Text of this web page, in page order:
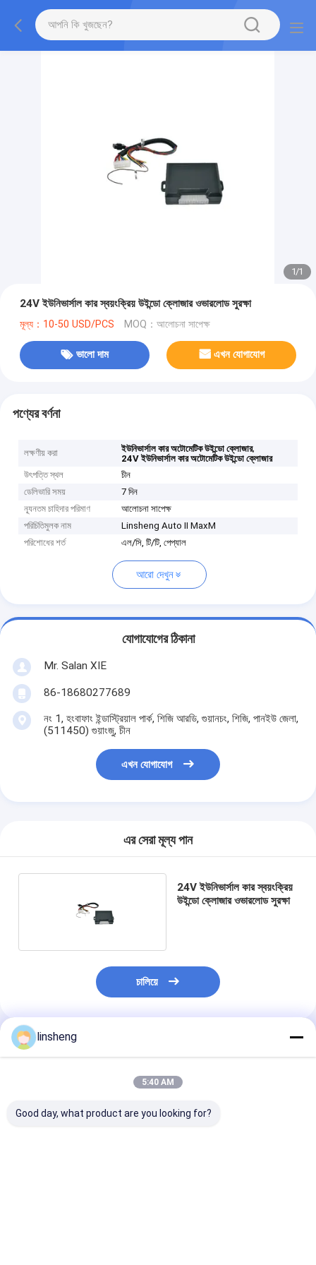
1/1
24V ইউনিভার্সাল কার স্বয়ংক্রিয় উইন্ডো ক্লোজার ওভারলোড সুরক্ষা
মূল্য：10-50 USD/PCS MOQ：আলোচনা সাপেক্ষ
ভালো দাম এখন যোগাযোগ
পণ্যের বর্ণনা
লক্ষণীয় করা ইউনিভার্সাল কার অটোমেটিক উইন্ডো ক্লোজার,
24V ইউনিভার্সাল কার অটোমেটিক উইন্ডো ক্লোজার
উৎপত্তি স্থল
চীন
ডেলিভারি সময়
7 দিন
ন্যূনতম চাহিদার পরিমাণ
আলোচনা সাপেক্ষ
পরিচিতিমুলক নাম
Linsheng Auto II MaxM
পরিশোধের শর্ত
এল/সি, টি/টি, পেপ্যাল
আরো দেখুন
যোগাযোগের ঠিকানা
Mr. Salan XIE
86-18680277689
নং 1, হংবাফাং ইন্ডাস্ট্রিয়াল পার্ক, শিজি আরডি, গুয়ানচং, শিজি, পানইউ জেলা,
(511450) গুয়াংজু, চীন
এখন যোগাযোগ
এর সেরা মূল্য পান
24V ইউনিভার্সাল কার স্বয়ংক্রিয়
উইন্ডো ক্লোজার ওভারলোড সুরক্ষা
চালিয়ে
প্রস্তাবিত পণ্য
linsheng
5:40 AM
Good day, what product are you looking for?